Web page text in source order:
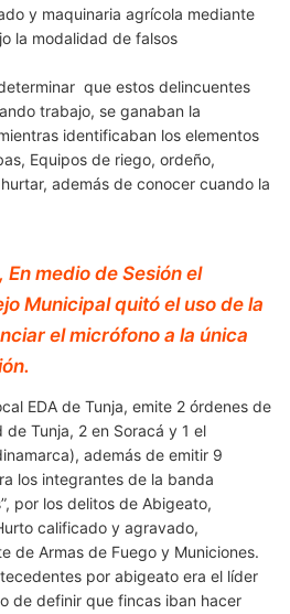
y maquinaria agrícola mediante
la modalidad de falsos
que estos delincuentes
trabajo, se ganaban la
identificaban los elementos
Equipos de riego, ordeño,
además de conocer cuando la
medio de Sesión el
Municipal quitó el uso de la
el micrófono a la única
EDA de Tunja, emite 2 órdenes de
Tunja, 2 en Soracá y 1 el
además de emitir 9
los integrantes de la banda
por los delitos de Abigeato,
calificado y agravado,
de Armas de Fuego y Municiones.
por abigeato era el líder
de definir que fincas iban hacer